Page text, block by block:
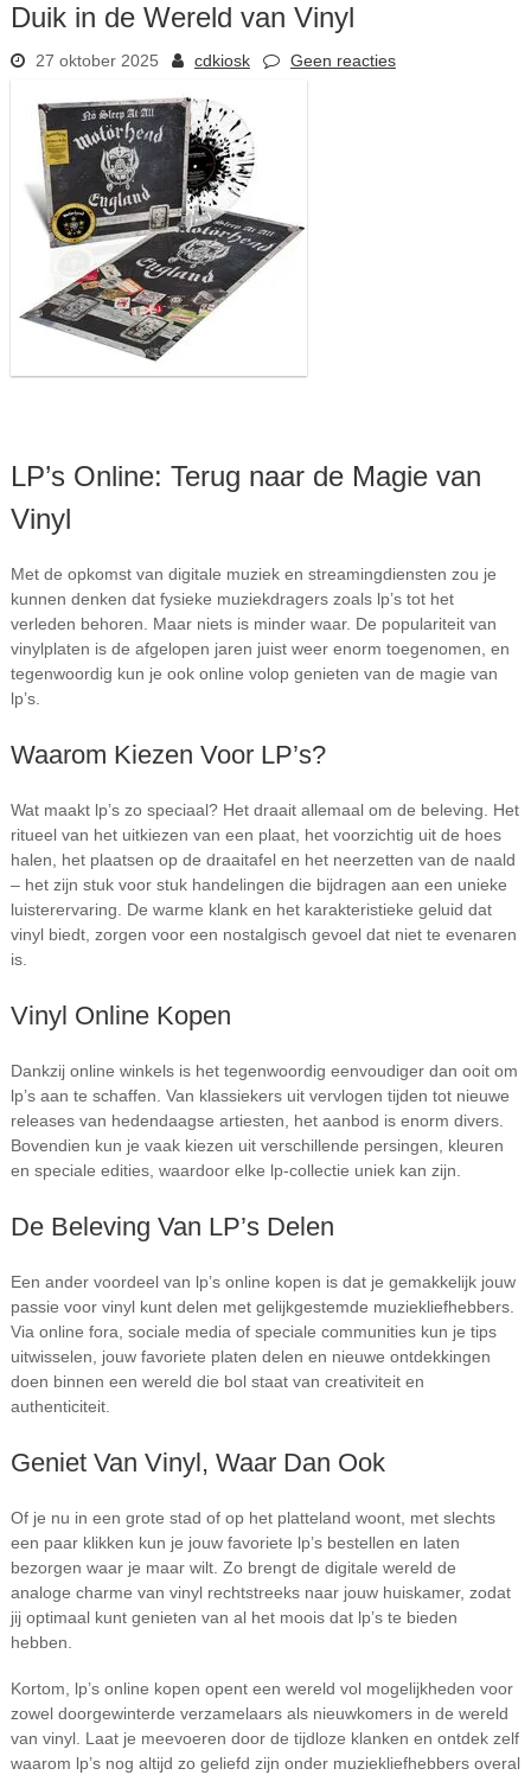
Duik in de Wereld van Vinyl
27 oktober 2025 cdkiosk Geen reacties
LP’s Online: Terug naar de Magie van
Vinyl
Met de opkomst van digitale muziek en streamingdiensten zou je
kunnen denken dat fysieke muziekdragers zoals lp’s tot het
verleden behoren. Maar niets is minder waar. De populariteit van
vinylplaten is de afgelopen jaren juist weer enorm toegenomen, en
tegenwoordig kun je ook online volop genieten van de magie van
lp’s.
Waarom Kiezen Voor LP’s?
Wat maakt lp’s zo speciaal? Het draait allemaal om de beleving. Het
ritueel van het uitkiezen van een plaat, het voorzichtig uit de hoes
halen, het plaatsen op de draaitafel en het neerzetten van de naald
– het zijn stuk voor stuk handelingen die bijdragen aan een unieke
luisterervaring. De warme klank en het karakteristieke geluid dat
vinyl biedt, zorgen voor een nostalgisch gevoel dat niet te evenaren
is.
Vinyl Online Kopen
Dankzij online winkels is het tegenwoordig eenvoudiger dan ooit om
lp’s aan te schaffen. Van klassiekers uit vervlogen tijden tot nieuwe
releases van hedendaagse artiesten, het aanbod is enorm divers.
Bovendien kun je vaak kiezen uit verschillende persingen, kleuren
en speciale edities, waardoor elke lp-collectie uniek kan zijn.
De Beleving Van LP’s Delen
Een ander voordeel van lp’s online kopen is dat je gemakkelijk jouw
passie voor vinyl kunt delen met gelijkgestemde muziekliefhebbers.
Via online fora, sociale media of speciale communities kun je tips
uitwisselen, jouw favoriete platen delen en nieuwe ontdekkingen
doen binnen een wereld die bol staat van creativiteit en
authenticiteit.
Geniet Van Vinyl, Waar Dan Ook
Of je nu in een grote stad of op het platteland woont, met slechts
een paar klikken kun je jouw favoriete lp’s bestellen en laten
bezorgen waar je maar wilt. Zo brengt de digitale wereld de
analoge charme van vinyl rechtstreeks naar jouw huiskamer, zodat
jij optimaal kunt genieten van al het moois dat lp’s te bieden
hebben.
Kortom, lp’s online kopen opent een wereld vol mogelijkheden voor
zowel doorgewinterde verzamelaars als nieuwkomers in de wereld
van vinyl. Laat je meevoeren door de tijdloze klanken en ontdek zelf
waarom lp’s nog altijd zo geliefd zijn onder muziekliefhebbers overal